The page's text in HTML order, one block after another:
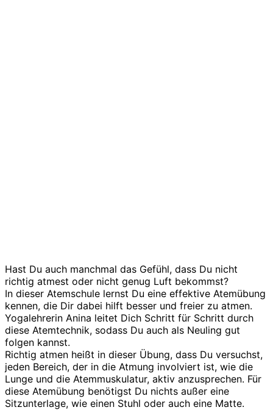
Hast Du auch manchmal das Gefühl, dass Du nicht
richtig atmest oder nicht genug Luft bekommst?
In dieser Atemschule lernst Du eine effektive Atemübung
kennen, die Dir dabei hilft besser und freier zu atmen.
Yogalehrerin Anina leitet Dich Schritt für Schritt durch
diese Atemtechnik, sodass Du auch als Neuling gut
folgen kannst.
Richtig atmen heißt in dieser Übung, dass Du versuchst,
jeden Bereich, der in die Atmung involviert ist, wie die
Lunge und die Atemmuskulatur, aktiv anzusprechen. Für
diese Atemübung benötigst Du nichts außer eine
Sitzunterlage, wie einen Stuhl oder auch eine Matte.